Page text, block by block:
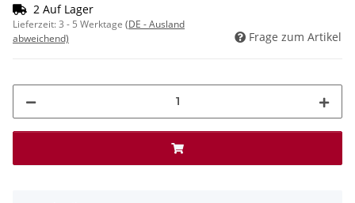
2 Auf Lager
Lieferzeit:3 - 5 Werktage (DE - Ausland
abweichend)
Frage zum Artikel